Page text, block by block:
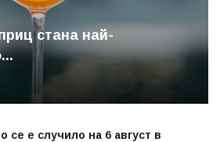
стана най-
се е случило на 6 август в